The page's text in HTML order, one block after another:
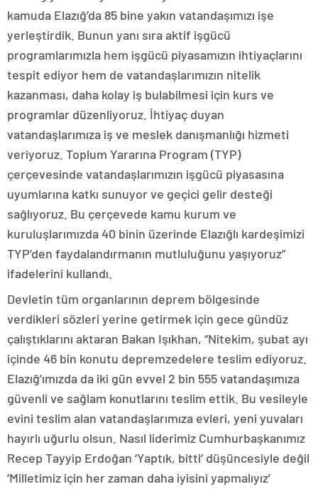
kamuda Elazığ’da 85 bine yakın vatandaşımızı işe
yerleştirdik. Bunun yanı sıra aktif işgücü
programlarımızla hem işgücü piyasamızın ihtiyaçlarını
tespit ediyor hem de vatandaşlarımızın nitelik
kazanması, daha kolay iş bulabilmesi için kurs ve
programlar düzenliyoruz. İhtiyaç duyan
vatandaşlarımıza iş ve meslek danışmanlığı hizmeti
veriyoruz. Toplum Yararına Program (TYP)
çerçevesinde vatandaşlarımızın işgücü piyasasına
uyumlarına katkı sunuyor ve geçici gelir desteği
sağlıyoruz. Bu çerçevede kamu kurum ve
kuruluşlarımızda 40 binin üzerinde Elazığlı kardeşimizi
TYP’den faydalandırmanın mutluluğunu yaşıyoruz”
ifadelerini kullandı.
Devletin tüm organlarının deprem bölgesinde
verdikleri sözleri yerine getirmek için gece gündüz
çalıştıklarını aktaran Bakan Işıkhan, “Nitekim, şubat ayı
içinde 46 bin konutu depremzedelere teslim ediyoruz.
Elazığ’ımızda da iki gün evvel 2 bin 555 vatandaşımıza
güvenli ve sağlam konutlarını teslim ettik. Bu vesileyle
evini teslim alan vatandaşlarımıza evleri, yeni yuvaları
hayırlı uğurlu olsun. Nasıl liderimiz Cumhurbaşkanımız
Recep Tayyip Erdoğan ‘Yaptık, bitti’ düşüncesiyle değil
‘Milletimiz için her zaman daha iyisini yapmalıyız’